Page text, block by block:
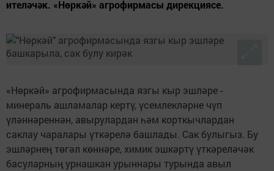
ителәчәк. «Нөркәй» агрофирмасы дирекциясе.
«Нөркәй» агрофирмасында язгы кыр эшләре -
минераль ашламалар кертү, үсемлекләрне чүп
үләннәреннән, авырулардан һәм корткычлардан
саклау чаралары үткәрелә башлады. Сак булыгыз. Бу
эшләрнең төгәл көннәре, химик эшкәртү үткәреләчәк
басуларның урнашкан урыннары турында авыл